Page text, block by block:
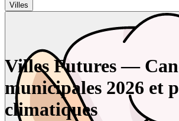
Villes
Villes Futures —
municipales 2026 et
climatiques